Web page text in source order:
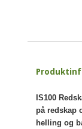
IS100
på redskap
helling og